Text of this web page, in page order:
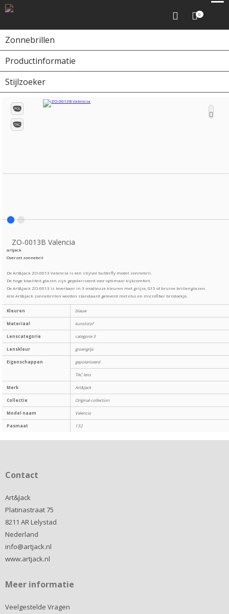
0
Zonnebrillen
Productinformatie
Stijlzoeker
Home Zonnebrillen
ZO-0013B Valencia
artjack
Overzet zonnebril
De Art&Jack ZO-0013 Valencia is een stijlvol butterfly model zonnebril.
De hoge kwaliteit glazen zijn gepolariseerd voor optimaal kijkcomfort.
De Art&Jack ZO-0013 is leverbaar in 3 modieuze kleuren met grijze, G15 of bruine brillenglazen.
Alle Art&Jack zonnebrillen worden standaard geleverd met etui en microfiber brildoekje.
Kleuren blauw
Materiaal kunststof
Lenscategorie categorie 3
Lenskleur groengrijs
Eigenschappen gepolariseerd
TAC lens
Merk Art&Jack
Collectie Original-collection
Model naam Valencia
Pasmaat 132
Contact
Art&Jack
Platinastraat 75
8211 AR Lelystad
Nederland
info@artjack.nl
www.artjack.nl
Meer informatie
Veelgestelde Vragen